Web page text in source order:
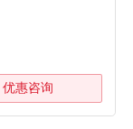
优惠咨询